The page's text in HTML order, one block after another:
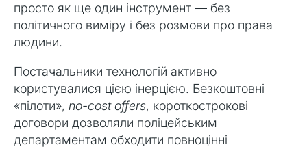
просто як ще один інструмент — без
політичного виміру і без розмови про права
людини.
Постачальники технологій активно
користувалися цією інерцією. Безкоштовні
«пілоти», no-cost offers, короткострокові
договори дозволяли поліцейським
департаментам обходити повноцінні